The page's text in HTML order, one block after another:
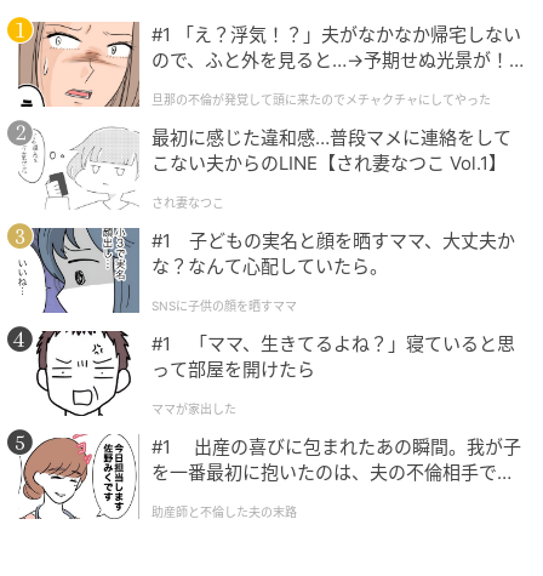
ウーマンエキサイト
#1 「え？浮気！？」夫がなかなか帰宅しない
ので、ふと外を見ると…→予期せぬ光景が！
クチャにしてやった
旦那の不倫が発覚して頭に来たのでメチャクチャにしてやった
最初に感じた違和感…普段マメに連絡をして
こない夫からのLINE【され妻なつこ Vol.1】
され妻なつこ
#1 子どもの実名と顔を晒すママ、大丈夫か
な？なんて心配していたら。
SNSに子供の顔を晒すママ
#1 「ママ、生きてるよね？」寝ていると思
って部屋を開けたら
ママが家出した
#1 出産の喜びに包まれたあの瞬間。我が子
を一番最初に抱いたのは、夫の不倫相手でし
助産師と不倫した夫の末路